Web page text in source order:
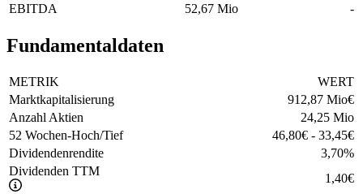
EBITDA
52,67 Mio -
Fundamentaldaten
METRIK
WERT
Marktkapitalisierung
912,87 Mio€
Anzahl Aktien
24,25 Mio
52 Wochen-Hoch/Tief
46,80€ - 33,45€
Dividendenrendite
3,70%
Dividenden TTM
1,40€